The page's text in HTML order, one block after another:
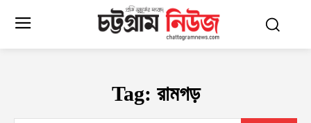
Tag: রামগড়